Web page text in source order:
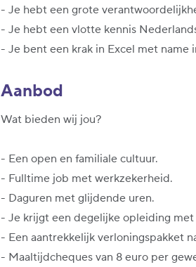
- Je hebt een grote
- Je hebt een vlotte kennis
- Je bent een krak in Excel met name
Aanbod
Wat bieden wij jou?
- Een open en familiale cultuur.
- Fulltime job met werkzekerheid.
- Daguren met glijdende uren.
- Je krijgt een degelijke opleiding
- Een aantrekkelijk verloningspakket
- Maaltijdcheques van 8 euro per